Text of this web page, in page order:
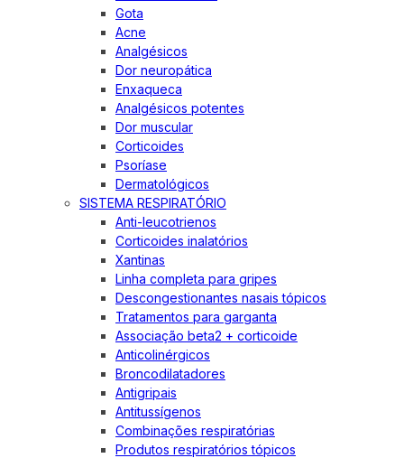
Gota
Acne
Analgésicos
Dor neuropática
Enxaqueca
Analgésicos potentes
Dor muscular
Corticoides
Psoríase
Dermatológicos
SISTEMA RESPIRATÓRIO
Anti-leucotrienos
Corticoides inalatórios
Xantinas
Linha completa para gripes
Descongestionantes nasais tópicos
Tratamentos para garganta
Associação beta2 + corticoide
Anticolinérgicos
Broncodilatadores
Antigripais
Antitussígenos
Combinações respiratórias
Produtos respiratórios tópicos